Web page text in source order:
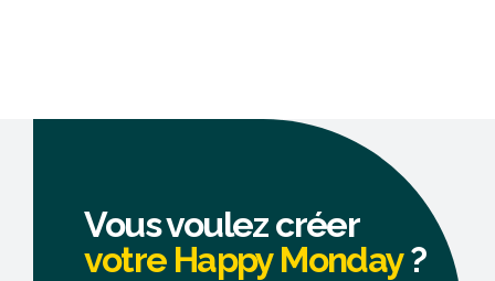
Vous voulez créer
votre Happy Monday?